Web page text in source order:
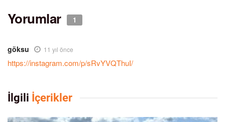
Yorumlar 1
göksu 11 yıl önce
https://instagram.com/p/sRvYVQThuI/
İlgili İçerikler